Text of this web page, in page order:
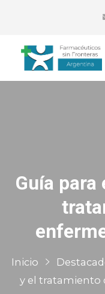
Guía para
Inicio
y el tratamiento